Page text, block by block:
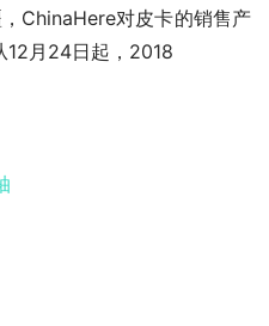
ChinaHere对皮卡的销售产
12月24日起，2018